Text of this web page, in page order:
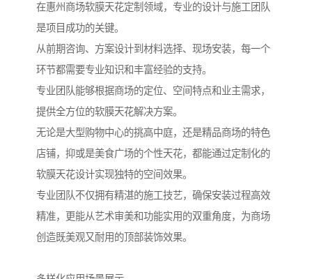
在惠州商场软膜天花定制领域，专业的设计与施工团队
是项目成功的关键。
从前期咨询、方案设计到材料选择、现场安装，每一个
环节都需要专业知识和丰富经验的支持。
专业团队能够根据商场的定位、空间特点和业主需求，
提供全方位的软膜天花解决方案。
无论是大型购物中心的挑高中庭，还是精品商场的特色
店铺，抑或是美食广场的个性天花，都能通过定制化的
软膜天花设计实现独特的空间效果。
专业团队不仅拥有精湛的施工技艺，确保安装过程高效
精准，更能从艺术审美和功能实用的双重角度，为商场
创造既美观又耐用的顶部装饰效果。